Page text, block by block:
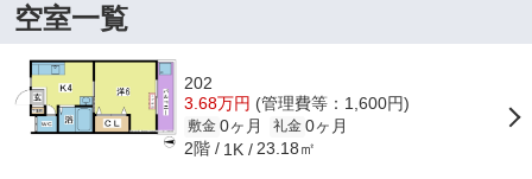
空室一覧
202
3.68万円 (管理費等：1,600円)
敷金 0ヶ月 礼金 0ヶ月
2階 1K 23.18㎡